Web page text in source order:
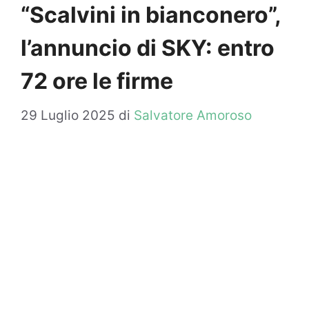
“Scalvini in bianconero”,
l’annuncio di SKY: entro
72 ore le firme
29 Luglio 2025 di Salvatore Amoroso